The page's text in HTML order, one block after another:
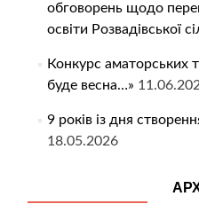
обговорень щодо
освіти Розвадівської
Конкурс аматорських
буде весна…»
9 років із дня
18.05.2026